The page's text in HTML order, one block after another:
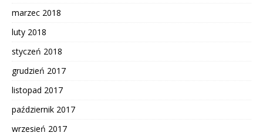
marzec 2018
luty 2018
styczeń 2018
grudzień 2017
listopad 2017
październik 2017
wrzesień 2017